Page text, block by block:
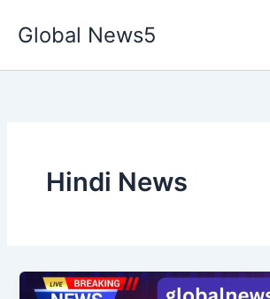
Global News5
Hindi News